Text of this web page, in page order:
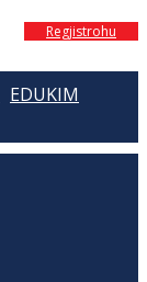
Regjistrohu
EDUKIM